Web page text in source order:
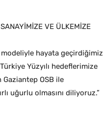
VE ÜLKEMİZE
modeliyle hayata geçirdiğimiz
Yüzyılı hedeflerimize
OSB ile
uğurlu olmasını diliyoruz.”